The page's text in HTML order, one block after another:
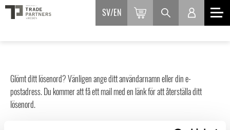
SV EN
Glömt ditt lösenord? Vänligen ange ditt användarnamn eller din e-
postadress. Du kommer att få ett mail med en länk för att återställa ditt
lösenord.